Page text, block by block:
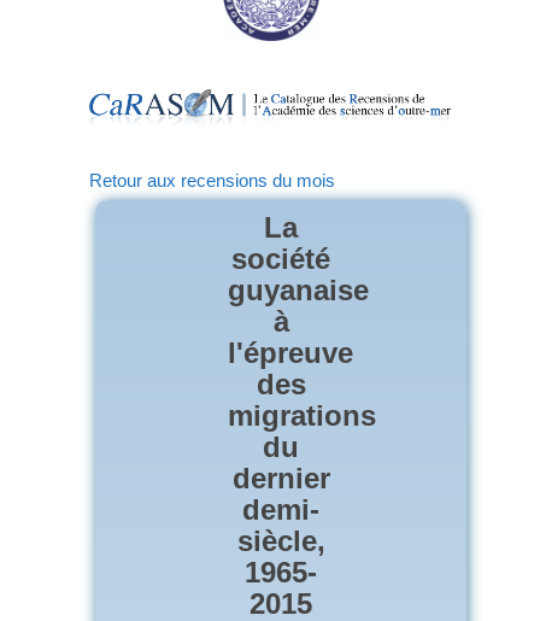
Retour aux recensions du mois
La
société
guyanaise
à
l'épreuve
des
migrations
du
dernier
demi-
siècle,
1965-
2015